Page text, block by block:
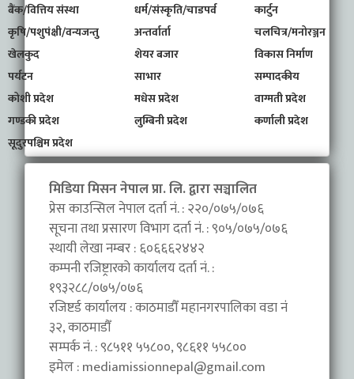
बैंक/वित्तिय संस्था
धर्म/संस्कृति/चाडपर्व
कार्टुन
कृषि/पशुपंक्षी/वन्यजन्तु
अन्तर्वार्ता
चलचित्र/मनोरञ्जन
खेलकुद
शेयर बजार
विकास निर्माण
पर्यटन
साभार
सम्पादकीय
कोशी प्रदेश
मधेस प्रदेश
वाग्मती प्रदेश
गण्डकी प्रदेश
लुम्बिनी प्रदेश
कर्णाली प्रदेश
सूदुरपश्चिम प्रदेश
मिडिया मिसन नेपाल प्रा. लि. द्वारा सञ्चालित
प्रेस काउन्सिल नेपाल दर्ता नं. : २२०/०७५/०७६
सूचना तथा प्रसारण विभाग दर्ता नं. : ९०५/०७५/०७६
स्थायी लेखा नम्बर : ६०६६६२४४२
कम्पनी रजिष्ट्रारको कार्यालय दर्ता नं. :
१९३२८८/०७५/०७६
रजिष्टर्ड कार्यालय : काठमाडौँ महानगरपालिका वडा नंं
३२, काठमाडौँ
सम्पर्क नं. : ९८५११ ५५८००, ९८६११ ५५८००
इमेल :mediamissionnepal@gmail.com